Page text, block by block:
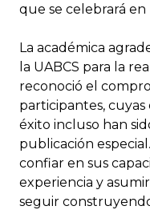
que se celebrará
La académica
la UABCS para la
reconoció el
participantes,
éxito incluso han
publicación
confiar en sus
experiencia y
seguir